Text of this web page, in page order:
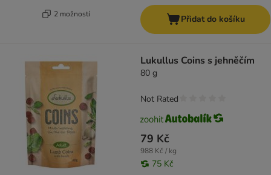
2 možností Přidat do košíku
Lukullus Coins s jehněčím
80 g
79 Kč
988 Kč / kg
75 Kč
Not Rated